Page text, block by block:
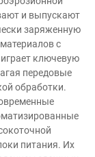
и выпускают
заряженную
с
ключевую
передовые
обработки.
питания. Их